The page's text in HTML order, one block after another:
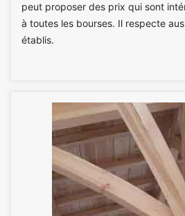
peut proposer des prix qui sont
à toutes les bourses. Il respecte
établis.